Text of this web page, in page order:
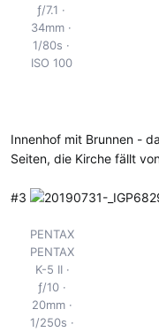
ƒ/7.1
34mm
1/80s
ISO 100
Innenhof mit Brunnen -
Seiten, die Kirche fällt
#3
PENTAX
PENTAX
K-5 II
ƒ/10
20mm
1/250s